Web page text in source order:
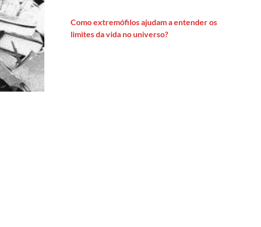
Como extremófilos ajudam a entender os
limites da vida no universo?